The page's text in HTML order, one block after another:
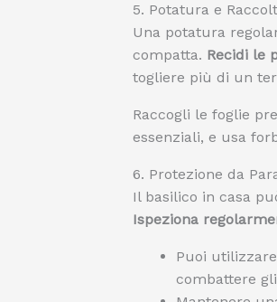
5. Potatura e
Una potatura
compatta. Recidi le
togliere più di un
Raccogli le foglie
essenziali, e usa
6. Protezione da
Il basilico in casa
Ispeziona
Puoi
combattere